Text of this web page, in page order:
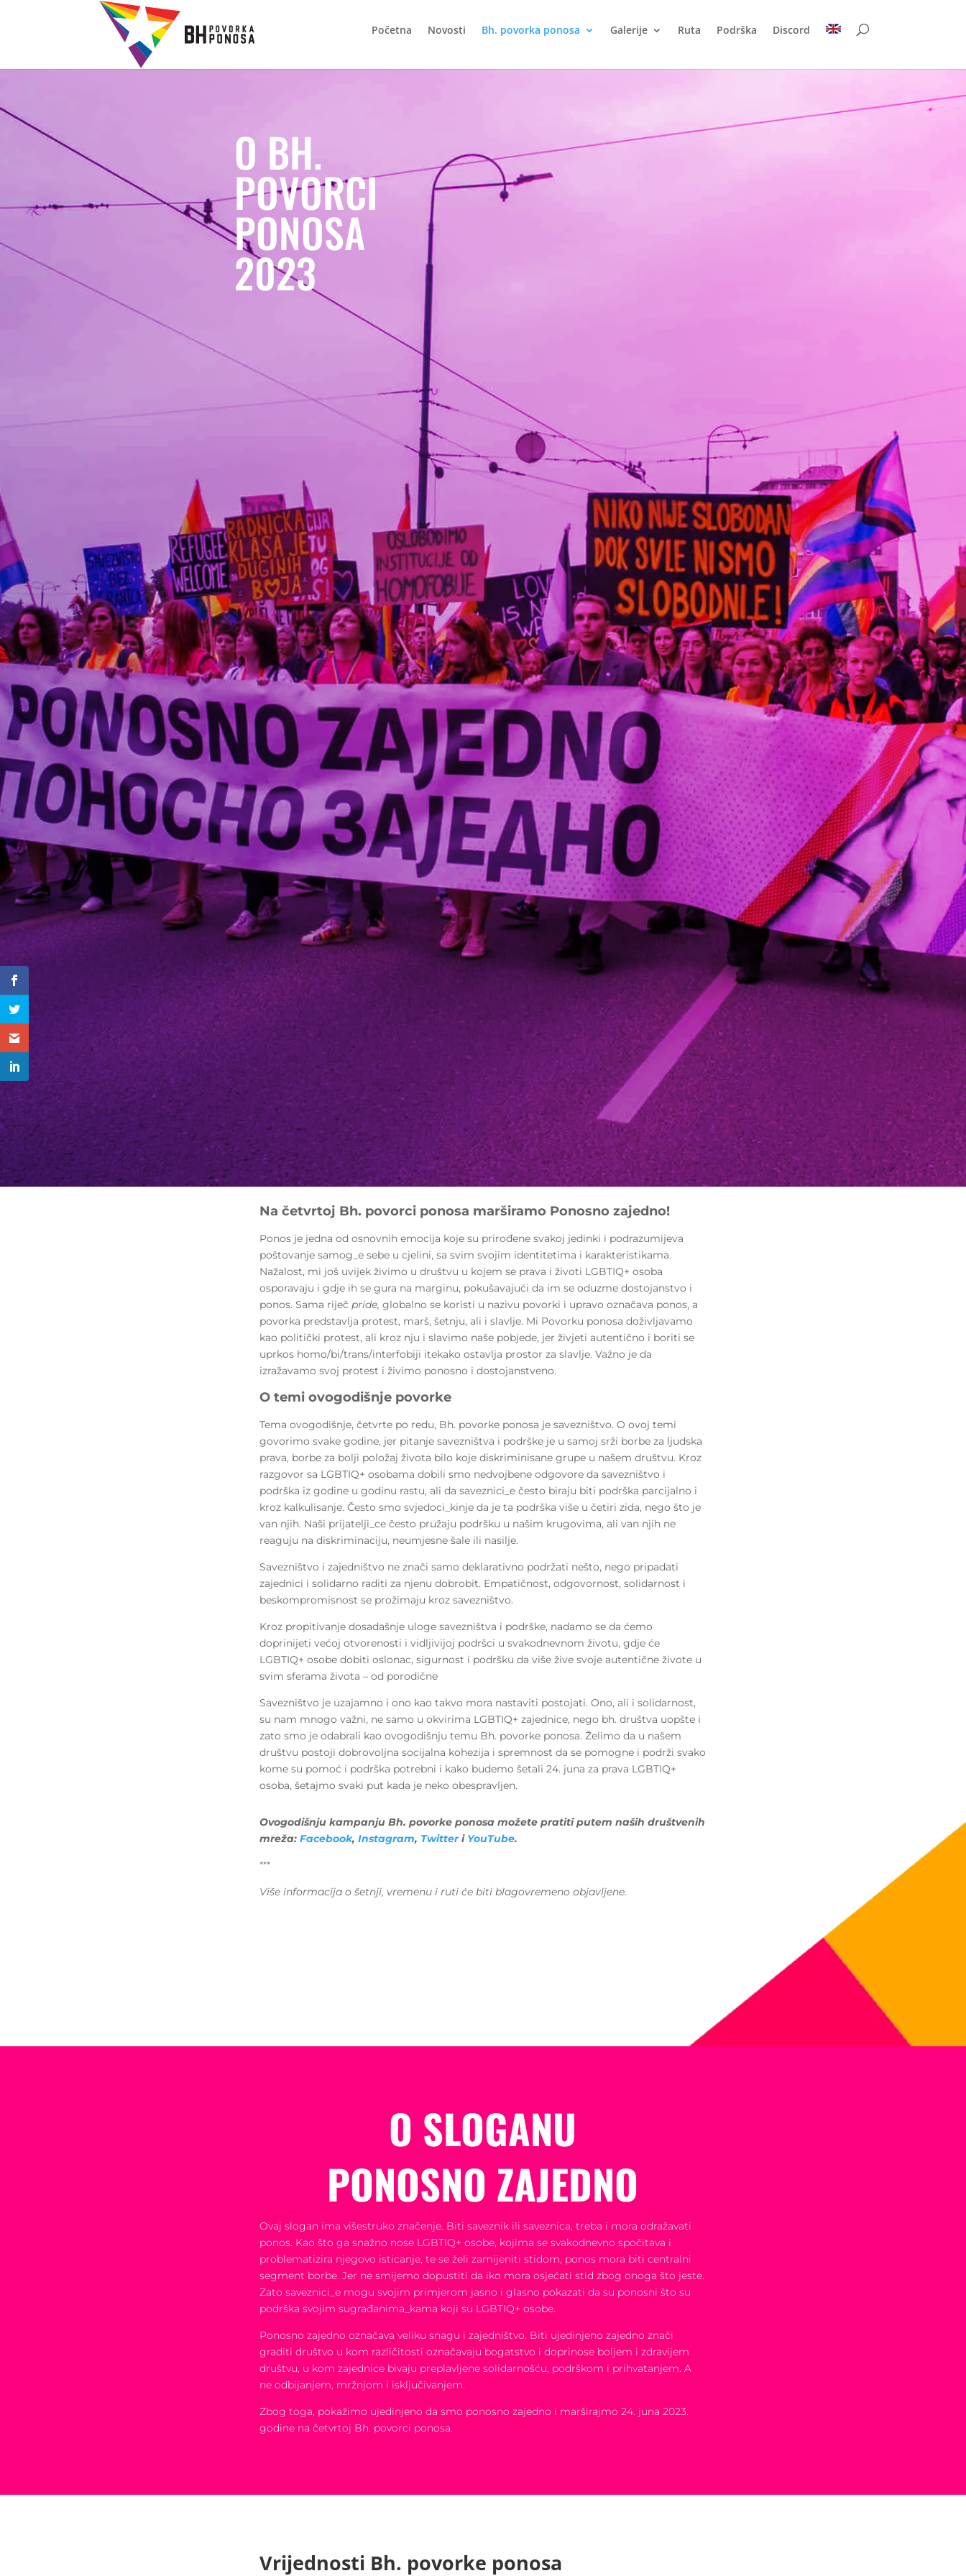
Početna Novosti Bh. povorka ponosa Galerije Ruta Podrška Discord
O BH.
POVORCI
PONOSA
2023
Na četvrtoj Bh. povorci ponosa marširamo Ponosno zajedno!
Ponos je jedna od osnovnih emocija koje su prirođene svakoj jedinki i podrazumijeva
poštovanje samog_e sebe u cjelini, sa svim svojim identitetima i karakteristikama.
Nažalost, mi još uvijek živimo u društvu u kojem se prava i životi LGBTIQ+ osoba
osporavaju i gdje ih se gura na marginu, pokušavajući da im se oduzme dostojanstvo i
ponos. Sama riječpride,globalno se koristi u nazivu povorki i upravo označava ponos, a
povorka predstavlja protest, marš, šetnju, ali i slavlje. Mi Povorku ponosa doživljavamo
kao politički protest, ali kroz nju i slavimo naše pobjede, jer živjeti autentično i boriti se
uprkos homo/bi/trans/interfobiji itekako ostavlja prostor za slavlje. Važno je da
izražavamo svoj protest i živimo ponosno i dostojanstveno.
O temi ovogodišnje povorke
Tema ovogodišnje, četvrte po redu, Bh. povorke ponosa je savezništvo. O ovoj temi
govorimo svake godine, jer pitanje savezništva i podrške je u samoj srži borbe za ljudska
prava, borbe za bolji položaj života bilo koje diskriminisane grupe u našem društvu. Kroz
razgovor sa LGBTIQ+ osobama dobili smo nedvojbene odgovore da savezništvo i
podrška iz godine u godinu rastu, ali da saveznici_e često biraju biti podrška parcijalno i
kroz kalkulisanje. Često smo svjedoci_kinje da je ta podrška više u četiri zida, nego što je
van njih. Naši prijatelji_ce često pružaju podršku u našim krugovima, ali van njih ne
reaguju na diskriminaciju, neumjesne šale ili nasilje.
Savezništvo i zajedništvo ne znači samo deklarativno podržati nešto, nego pripadati
zajednici i solidarno raditi za njenu dobrobit. Empatičnost, odgovornost, solidarnost i
beskompromisnost se prožimaju kroz savezništvo.
Kroz propitivanje dosadašnje uloge savezništva i podrške, nadamo se da ćemo
doprinijeti većoj otvorenosti i vidljivijoj podršci u svakodnevnom životu, gdje će
LGBTIQ+ osobe dobiti oslonac, sigurnost i podršku da više žive svoje autentične živote u
svim sferama života – od porodične
Savezništvo je uzajamno i ono kao takvo mora nastaviti postojati. Ono, ali i solidarnost,
su nam mnogo važni, ne samo u okvirima LGBTIQ+ zajednice, nego bh. društva uopšte i
zato smo je odabrali kao ovogodišnju temu Bh. povorke ponosa. Želimo da u našem
društvu postoji dobrovoljna socijalna kohezija i spremnost da se pomogne i podrži svako
kome su pomoć i podrška potrebni i kako budemo šetali 24. juna za prava LGBTIQ+
osoba, šetajmo svaki put kada je neko obespravljen.
Ovogodišnju kampanju Bh. povorke ponosa možete pratiti putem naših društvenih
mreža:Facebook,Instagram, Twitteri YouTube.
***
Više informacija o šetnji, vremenu i ruti će biti blagovremeno objavljene.
O SLOGANU
PONOSNO ZAJEDNO
Ovaj slogan ima višestruko značenje. Biti saveznik ili saveznica, treba i mora odražavati
ponos. Kao što ga snažno nose LGBTIQ+ osobe, kojima se svakodnevno spočitava i
problematizira njegovo isticanje, te se želi zamijeniti stidom, ponos mora biti centralni
segment borbe. Jer ne smijemo dopustiti da iko mora osjećati stid zbog onoga što jeste.
Zato saveznici_e mogu svojim primjerom jasno i glasno pokazati da su ponosni što su
podrška svojim sugrađanima_kama koji su LGBTIQ+ osobe.
Ponosno zajedno označava veliku snagu i zajedništvo. Biti ujedinjeno zajedno znači
graditi društvo u kom različitosti označavaju bogatstvo i doprinose boljem i zdravijem
društvu, u kom zajednice bivaju preplavljene solidarnošću, podrškom i prihvatanjem. A
ne odbijanjem, mržnjom i isključivanjem.
Zbog toga, pokažimo ujedinjeno da smo ponosno zajedno i marširajmo 24. juna 2023.
godine na četvrtoj Bh. povorci ponosa.
Vrijednosti Bh. povorke ponosa